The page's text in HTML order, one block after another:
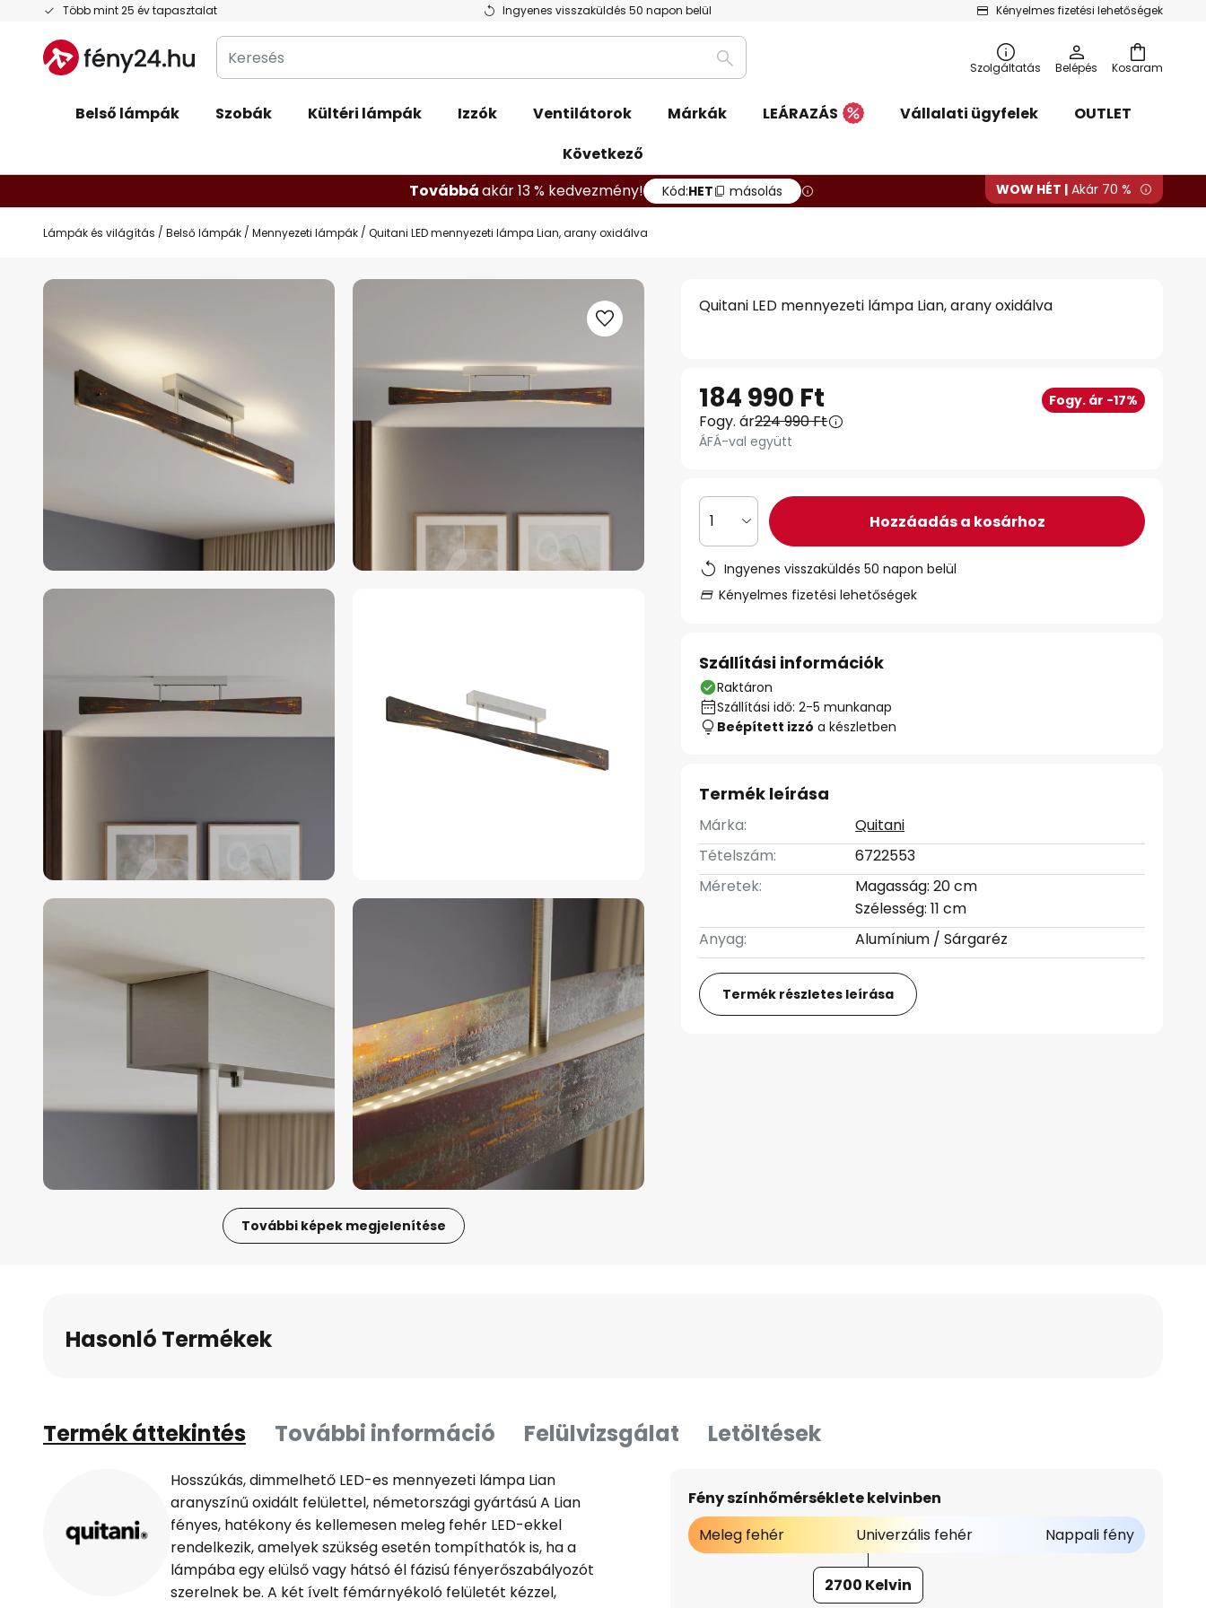
Több mint 25 év tapasztalat Ingyenes visszaküldés 50 napon belül Kényelmes fizetési lehetőségek
Ugrás
tartalomhoz
Kosaram
Keresés
Keresés
Szolgáltatás Belépés
Belső lámpák Szobák Kültéri lámpák Izzók Ventilátorok Márkák LEÁRAZÁS Vállalati ügyfelek
OUTLET
Következő
Továbbáakár 13 % kedvezmény! Kód:HET másolás WOW HÉT | Akár 70 %
Lámpák és világítás Belső lámpák Mennyezeti lámpák Quitani LED mennyezeti lámpa Lian, arany oxidálva
Ugrás
képgaléria
végére
További képek megjelenítése
Quitani LED mennyezeti lámpa Lian, arany oxidálva
184 990 Ft Fogy. ár -17%
Fogy. ár224 990 Ft
ÁFÁ-val együtt
1 Hozzáadás a kosárhoz
Ingyenes visszaküldés 50 napon belül
Kényelmes fizetési lehetőségek
Szállítási információk
Raktáron
Szállítási idő: 2-5 munkanap
Beépített izzó a készletben
Termék leírása
Márka:
Quitani
Tételszám:
6722553
Méretek:
Magasság: 20 cm
Szélesség: 11 cm
Anyag:
Alumínium / Sárgaréz
Termék részletes leírása
Hasonló Termékek
Termék áttekintés További információ Felülvizsgálat Letöltések
Hosszúkás, dimmelhető LED-es mennyezeti lámpa Lian
aranyszínű oxidált felülettel, németországi gyártású A Lian
fényes, hatékony és kellemesen meleg fehér LED-ekkel
rendelkezik, amelyek szükség esetén tompíthatók is, ha a
lámpába egy elülső vagy hátsó él fázisú fényerőszabályozót
szerelnek be. A két ívelt fémárnyékoló felületét kézzel,
Fény színhőmérséklete kelvinben
Meleg fehér
Univerzális fehér Nappali fény
2700 Kelvin